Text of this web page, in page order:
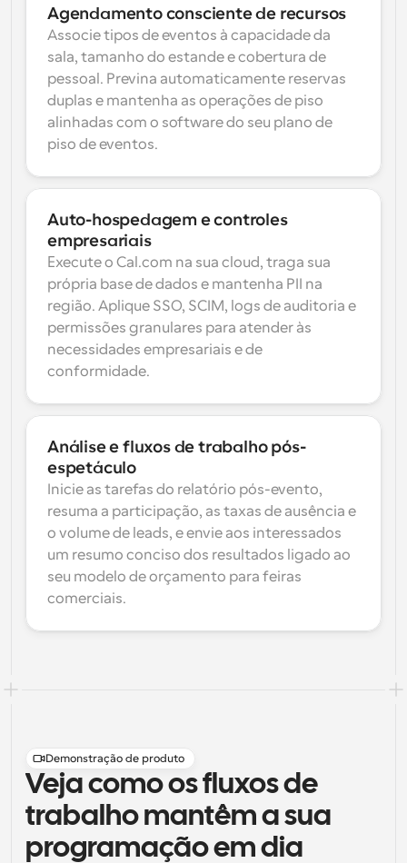
Agendamento consciente de recursos
Associe tipos de eventos à capacidade da
sala, tamanho do estande e cobertura de
pessoal. Previna automaticamente reservas
duplas e mantenha as operações de piso
alinhadas com o software do seu plano de
piso de eventos.
Auto-hospedagem e controles
empresariais
Execute o Cal.com na sua cloud, traga sua
própria base de dados e mantenha PII na
região. Aplique SSO, SCIM, logs de auditoria e
permissões granulares para atender às
necessidades empresariais e de
conformidade.
Análise e fluxos de trabalho pós-
espetáculo
Inicie as tarefas do relatório pós-evento,
resuma a participação, as taxas de ausência e
o volume de leads, e envie aos interessados
um resumo conciso dos resultados ligado ao
seu modelo de orçamento para feiras
comerciais.
Demonstração de produto
Veja como os fluxos de
trabalho mantêm a sua
programação em dia